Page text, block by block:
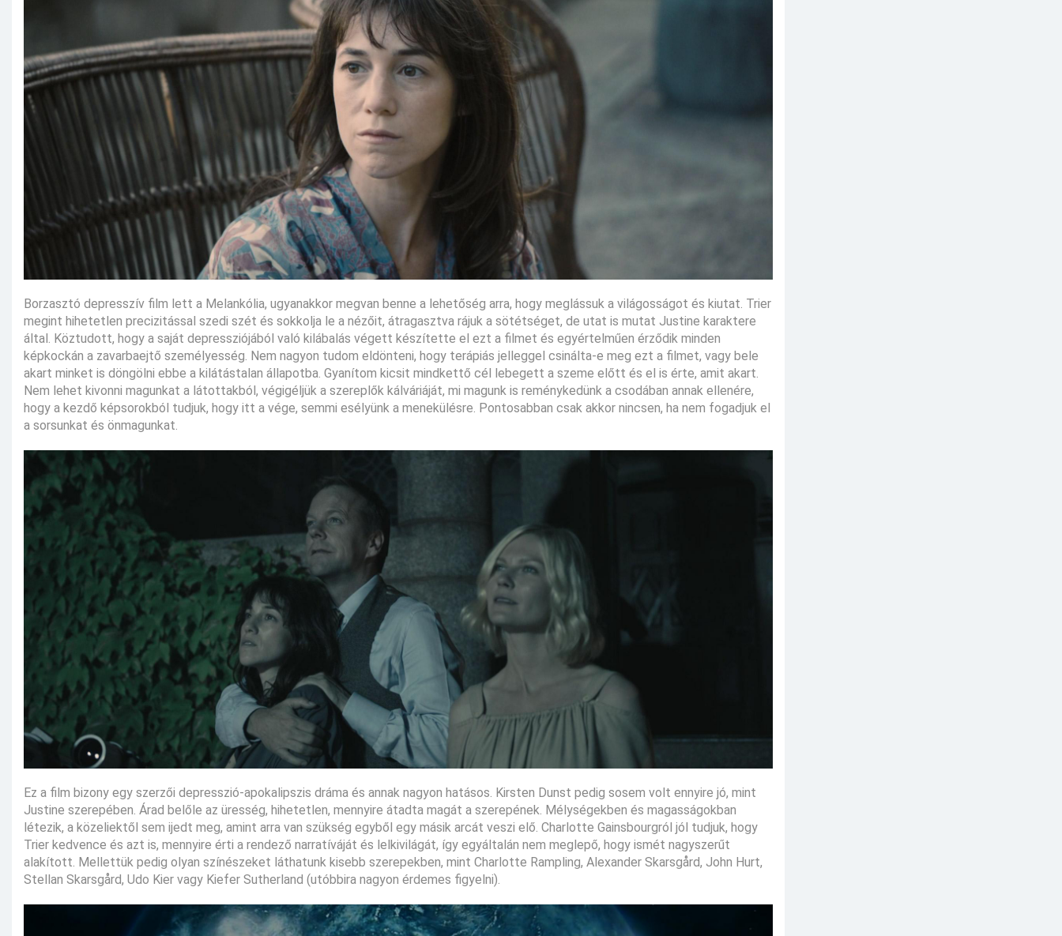
Borzasztó depresszív film lett a Melankólia, ugyanakkor megvan benne a lehetőség arra, hogy meglássuk a világosságot és kiutat. Trier
megint hihetetlen precizitással szedi szét és sokkolja le a nézőit, átragasztva rájuk a sötétséget, de utat is mutat Justine karaktere
által. Köztudott, hogy a saját depressziójából való kilábalás végett készítette el ezt a filmet és egyértelműen érződik minden
képkockán a zavarbaejtő személyesség. Nem nagyon tudom eldönteni, hogy terápiás jelleggel csinálta-e meg ezt a filmet, vagy bele
akart minket is döngölni ebbe a kilátástalan állapotba. Gyanítom kicsit mindkettő cél lebegett a szeme előtt és el is érte, amit akart.
Nem lehet kivonni magunkat a látottakból, végigéljük a szereplők kálváriáját, mi magunk is reménykedünk a csodában annak ellenére,
hogy a kezdő képsorokból tudjuk, hogy itt a vége, semmi esélyünk a menekülésre. Pontosabban csak akkor nincsen, ha nem fogadjuk el
a sorsunkat és önmagunkat.
Ez a film bizony egy szerzői depresszió-apokalipszis dráma és annak nagyon hatásos. Kirsten Dunst pedig sosem volt ennyire jó, mint
Justine szerepében. Árad belőle az üresség, hihetetlen, mennyire átadta magát a szerepének. Mélységekben és magasságokban
létezik, a közeliektől sem ijedt meg, amint arra van szükség egyből egy másik arcát veszi elő. Charlotte Gainsbourgról jól tudjuk, hogy
Trier kedvence és azt is, mennyire érti a rendező narratíváját és lelkivilágát, így egyáltalán nem meglepő, hogy ismét nagyszerűt
alakított. Mellettük pedig olyan színészeket láthatunk kisebb szerepekben, mint Charlotte Rampling, Alexander Skarsgård, John Hurt,
Stellan Skarsgård, Udo Kier vagy Kiefer Sutherland (utóbbira nagyon érdemes figyelni).